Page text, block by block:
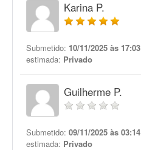
Karina P.
Submetido: 10/11/2025 às 17:03
estimada: Privado
Guilherme P.
Submetido: 09/11/2025 às 03:14
estimada: Privado